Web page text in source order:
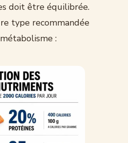
doit être équilibrée.
type recommandée
: